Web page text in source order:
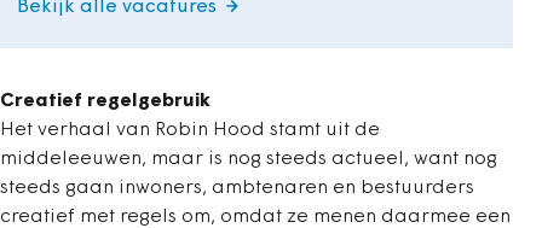
Bekijk alle vacatures
Creatief regelgebruik
Het verhaal van Robin Hood stamt uit de
middeleeuwen, maar is nog steeds actueel, want nog
steeds gaan inwoners, ambtenaren en bestuurders
creatief met regels om, omdat ze menen daarmee een